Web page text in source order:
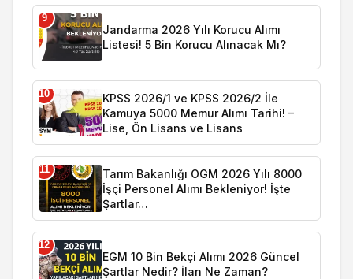
9
Jandarma 2026 Yılı Korucu Alımı
Listesi! 5 Bin Korucu Alınacak Mı?
10
KPSS 2026/1 ve KPSS 2026/2 İle
Kamuya 5000 Memur Alımı Tarihi! –
Lise, Ön Lisans ve Lisans
11
Tarım Bakanlığı OGM 2026 Yılı 8000
İşçi Personel Alımı Bekleniyor! İşte
Şartlar…
12
EGM 10 Bin Bekçi Alımı 2026 Güncel
Şartlar Nedir? İlan Ne Zaman?